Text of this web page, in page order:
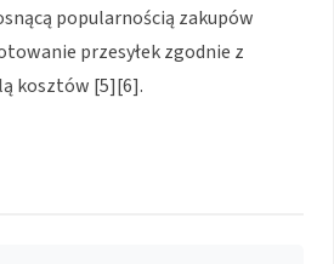
popularnością zakupów
przesyłek zgodnie z
kosztów [5][6].